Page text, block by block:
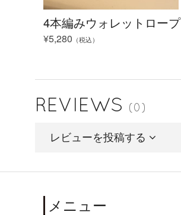
o
k
e
4本編みウォレットロープ
¥5,280 （税込）
REVIEWS (0)
レビューを投稿する
メニュー